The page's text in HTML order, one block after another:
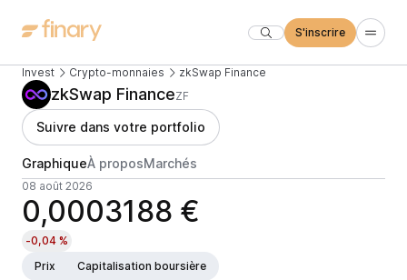
S'inscrire
Invest Crypto-monnaies zkSwap Finance
zkSwap FinanceZF
Suivre dans votre portfolio
GraphiqueÀ proposMarchés
08 août 2026
0,0003188 €
-0,04 %
Prix
Capitalisation boursière